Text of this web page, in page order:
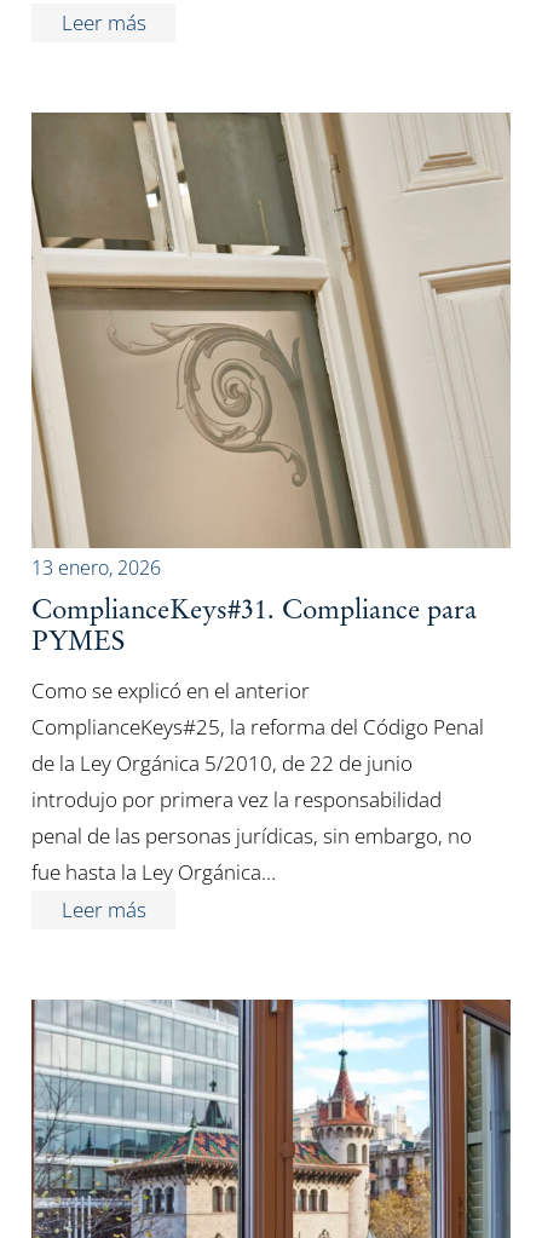
Leer más
13 enero, 2026
ComplianceKeys#31. Compliance para
PYMES
Como se explicó en el anterior
ComplianceKeys#25, la reforma del Código Penal
de la Ley Orgánica 5/2010, de 22 de junio
introdujo por primera vez la responsabilidad
penal de las personas jurídicas, sin embargo, no
fue hasta la Ley Orgánica…
Leer más